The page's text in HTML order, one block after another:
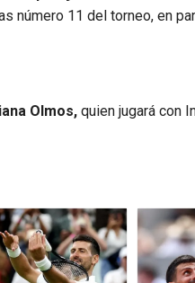
número 11 del torneo, en
Olmos, quien jugará con